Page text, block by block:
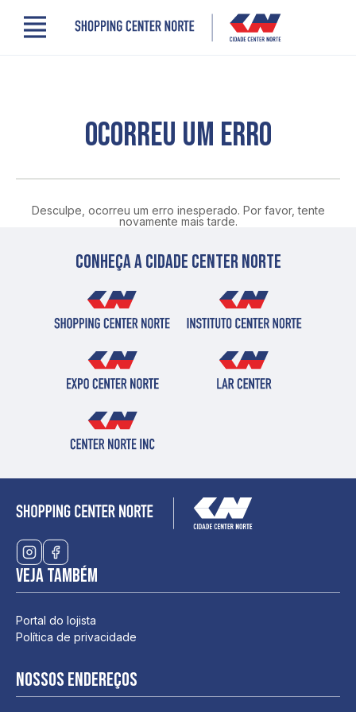
Menu
Comodidades
Clube de Benefícios
Novidades
Quem somos
Localização
OCORREU UM ERRO
Desculpe, ocorreu um erro inesperado. Por favor, tente
novamente mais tarde.
Conheça a cidade center norte
Veja também
Portal do lojista
Política de privacidade
Nossos endereços